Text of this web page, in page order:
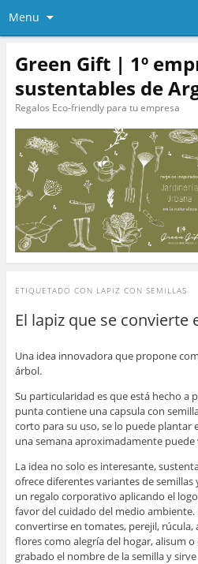
Menu
Green Gift | 1º
sustentables de
Regalos Eco-friendly para tu empresa
ETIQUETADO CON LAPIZ CON SEMILLAS
El lapiz que se convierte
Una idea innovadora que propone
árbol.
Su particularidad es que está hecho a
punta contiene una capsula con
corto para su uso, se lo puede plantar
una semana aproximadamente
La idea no solo es interesante,
ofrece diferentes variantes de
un regalo corporativo aplicando el
favor del cuidado del medio ambiente.
convertirse en tomates, perejil, rúcula,
flores como alegría del hogar, alisum
grabado el nombre de la semilla y